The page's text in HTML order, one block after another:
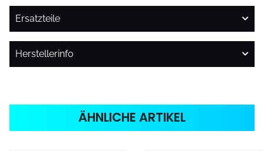
Ersatzteile
Herstellerinfo
ÄHNLICHE ARTIKEL